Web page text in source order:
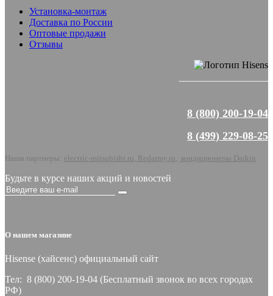
Установка-монтаж
Доставка по России
Оптовые продажи
Отзывы
8 (800) 200-19-04
8 (499) 229-08-25
Наши партнеры: electric-mitsubishi.ru Redarmy.ru кондиционеры Daikin
Будьте в курсе наших акций и новостей
О нашем магазине
Hisense (хайсeнс) официальный сайт
Тел: 8 (800) 200-19-04 (Бесплатный звонок во всех городах
РФ)